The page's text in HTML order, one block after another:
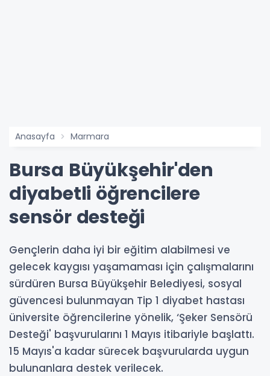
Anasayfa Marmara
Bursa Büyükşehir'den
diyabetli öğrencilere
sensör desteği
Gençlerin daha iyi bir eğitim alabilmesi ve
gelecek kaygısı yaşamaması için çalışmalarını
sürdüren Bursa Büyükşehir Belediyesi, sosyal
güvencesi bulunmayan Tip 1 diyabet hastası
üniversite öğrencilerine yönelik, ‘Şeker Sensörü
Desteği' başvurularını 1 Mayıs itibariyle başlattı.
15 Mayıs'a kadar sürecek başvurularda uygun
bulunanlara destek verilecek.